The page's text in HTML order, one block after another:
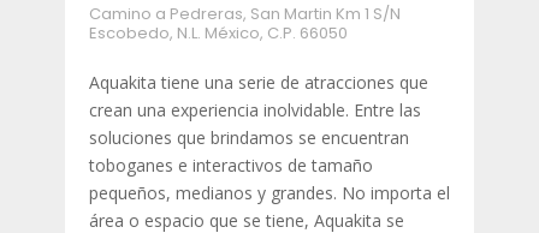
Camino a Pedreras, San Martin Km 1 S/N
Escobedo, N.L. México, C.P. 66050
Aquakita tiene una serie de atracciones que
crean una experiencia inolvidable. Entre las
soluciones que brindamos se encuentran
toboganes e interactivos de tamaño
pequeños, medianos y grandes. No importa el
área o espacio que se tiene, Aquakita se